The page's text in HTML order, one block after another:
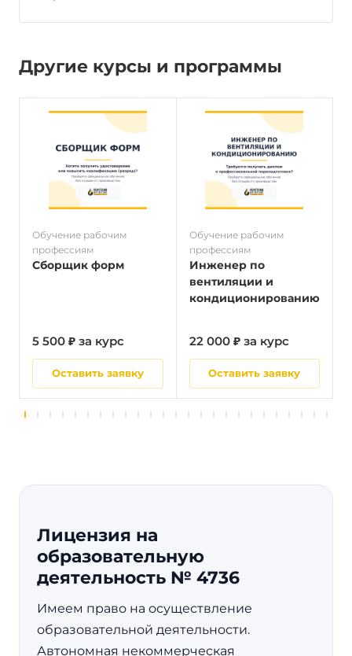
Другие курсы и программы
Обучение рабочим
профессиям
Сборщик форм
5 500 ₽ за курс
Оставить заявку
Обучение рабочим
профессиям
Инженер по
вентиляции и
кондиционированию
22 000 ₽ за курс
Оставить заявку
Лицензия на
образовательную
деятельность № 4736
Имеем право на осуществление
образовательной деятельности.
Автономная некоммерческая